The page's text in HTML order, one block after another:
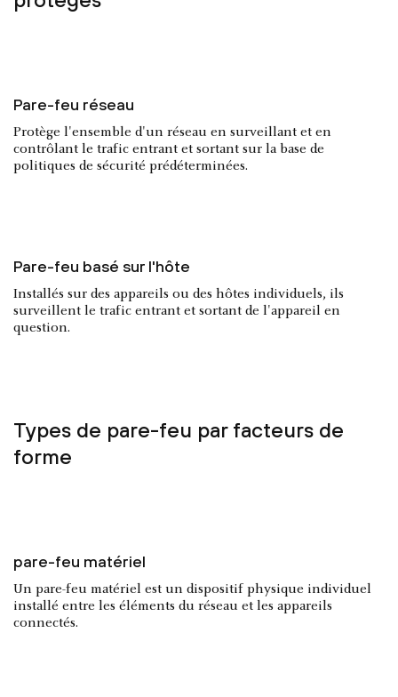
Pare-feu réseau
Protège l'ensemble d'un réseau en surveillant et en
contrôlant le trafic entrant et sortant sur la base de
politiques de sécurité prédéterminées.
Pare-feu basé sur l'hôte
Installés sur des appareils ou des hôtes individuels, ils
surveillent le trafic entrant et sortant de l'appareil en
question.
Types de pare-feu par facteurs de
forme
pare-feu matériel
Un pare-feu matériel est un dispositif physique individuel
installé entre les éléments du réseau et les appareils
connectés.